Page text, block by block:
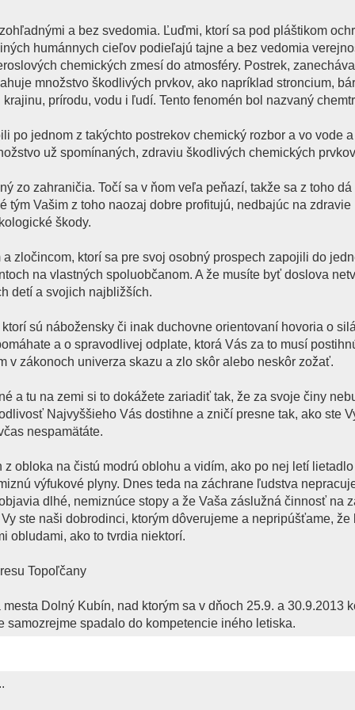
a bez svedomia. Ľuďmi, ktorí sa pod pláštikom
humánnych cieľov podieľajú tajne a bez vedomia
chemických zmesí do atmosféry. Postrek,
množstvo škodlivých prvkov, ako napríklad stroncium,
prírodu, vodu i ľudí. Tento fenomén bol nazvaný
po jednom z takýchto postrekov chemický rozbor a vo vode
už spomínaných, zdraviu škodlivých chemických
zo zahraničia. Točí sa v ňom veľa peňazí, takže sa z toho
tým Vašim z toho naozaj dobre profitujú, nedbajúc na
škody.
zločincom, ktorí sa pre svoj osobný prospech zapojili do
na vlastných spoluobčanom. A že musíte byť doslova
detí a svojich najbližších.
sú nábožensky či inak duchovne orientovaní hovoria o
a o spravodlivej odplate, ktorá Vás za to musí
v zákonoch univerza skazu a zlo skôr alebo neskôr zožať.
a tu na zemi si to dokážete zariadiť tak, že za svoje činy
Najvyššieho Vás dostihne a zničí presne tak, ako ste
nespamätáte.
obloka na čistú modrú oblohu a vidím, ako po nej letí
výfukové plyny. Dnes teda na záchrane ľudstva
dlhé, nemiznúce stopy a že Vaša záslužná činnosť na
ste naši dobrodinci, ktorým dôverujeme a nepripúšťame, že
obludami, ako to tvrdia niektorí.
Topoľčany
Dolný Kubín, nad ktorým sa v dňoch 25.9. a 30.9.2013
samozrejme spadalo do kompetencie iného letiska.